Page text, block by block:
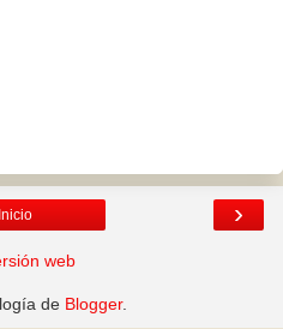
›
Inicio
web
de Blogger.